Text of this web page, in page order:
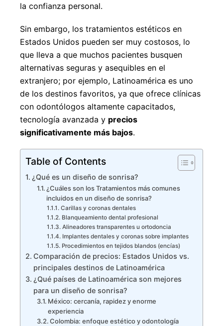
la confianza personal.
Sin embargo, los tratamientos estéticos en
Estados Unidos pueden ser muy costosos, lo
que lleva a que muchos pacientes busquen
alternativas seguras y asequibles en el
extranjero; por ejemplo, Latinoamérica es uno
de los destinos favoritos, ya que ofrece clínicas
con odontólogos altamente capacitados,
tecnología avanzada y precios
significativamente más bajos.
Table of Contents
¿Qué es un diseño de sonrisa?
¿Cuáles son los Tratamientos más comunes
incluidos en un diseño de sonrisa?
Carillas y coronas dentales
Blanqueamiento dental profesional
Alineadores transparentes u ortodoncia
Implantes dentales y coronas sobre implantes
Procedimientos en tejidos blandos (encías)
Comparación de precios: Estados Unidos vs.
principales destinos de Latinoamérica
¿Qué países de Latinoamérica son mejores
para un diseño de sonrisa?
México: cercanía, rapidez y enorme
experiencia
Colombia: enfoque estético y odontología